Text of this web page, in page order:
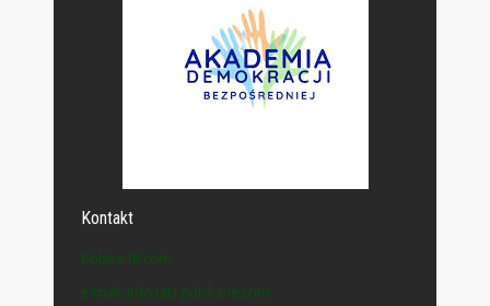
Kontakt
Polska-IE.com
e-mail: info (at) polska-ie.com